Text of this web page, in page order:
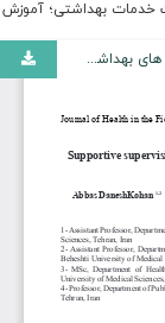
خدمات بهداشتی؛ آموزش
وضعیت نظارت حمایتی در مراکز بهداشتی و خانه های بهداشت دانشگاه علوم پزشکی شهید بهشتی